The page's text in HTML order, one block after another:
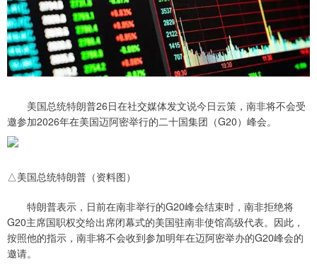
美国总统特朗普26日在社交媒体发文说今日云策，南非将不会受
邀参加2026年在美国迈阿密举行的二十国集团（G20）峰会。
△美国总统特朗普（资料图）
特朗普表示，日前在南非举行的G20峰会结束时，南非拒绝将
G20主席国职权交给出席闭幕式的美国驻南非使馆高级代表。因此，
按照他的指示，南非将不会收到参加明年在迈阿密举办的G20峰会的
邀请。